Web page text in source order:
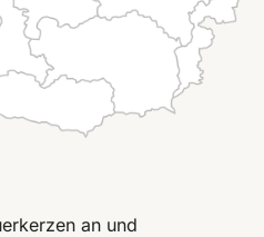
an und